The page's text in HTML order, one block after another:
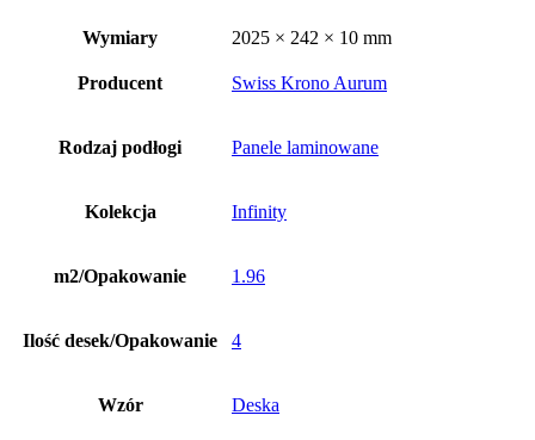
Wymiary 2025 × 242 × 10 mm
Producent Swiss Krono Aurum
Rodzaj podłogi Panele laminowane
Kolekcja Infinity
m2/Opakowanie 1.96
Ilość desek/Opakowanie 4
Wzór Deska